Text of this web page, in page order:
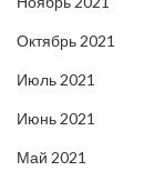
Октябрь 2021
Июль 2021
Июнь 2021
Май 2021